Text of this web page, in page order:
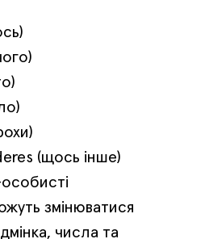
(щось інше)
змінюватися
числа та